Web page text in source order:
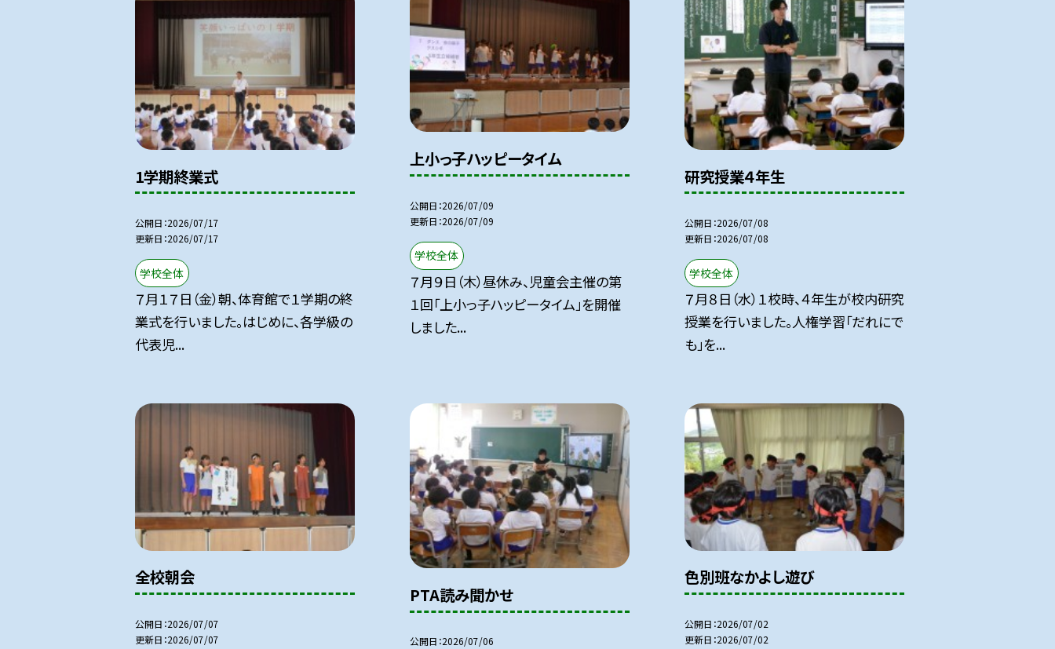
1学期終業式
公開日 2026/07/17
更新日 2026/07/17
学校全体
７月１７日（金）朝、体育館で１学期の終
業式を行いました。はじめに、各学級の
代表児...
上小っ子ハッピータイム
公開日 2026/07/09
更新日 2026/07/09
学校全体
７月９日（木）昼休み、児童会主催の第
１回「上小っ子ハッピータイム」を開催
しました...
研究授業４年生
公開日 2026/07/08
更新日 2026/07/08
学校全体
７月８日（水）１校時、４年生が校内研究
授業を行いました。人権学習「だれにで
も」を...
全校朝会
公開日 2026/07/07
更新日 2026/07/07
PTA読み聞かせ
公開日 2026/07/06
色別班なかよし遊び
公開日 2026/07/02
更新日 2026/07/02